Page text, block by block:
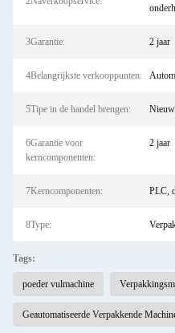
3Garantie: 2 jaar
4Belangrijkste verkooppunten:
5Tipe in de handel brengen:
6Garantie voor
kerncomponenten:
2 jaar
7Kerncomponenten: PLC,
8Type:
Tags:
poeder vulmachine
Geautomatiseerde Verpakkende